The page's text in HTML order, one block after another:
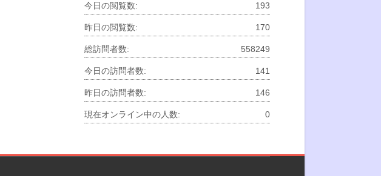
193
今日の閲覧数:
170
昨日の閲覧数:
558249
総訪問者数:
141
今日の訪問者数:
146
昨日の訪問者数:
0
現在オンライン中の人数: